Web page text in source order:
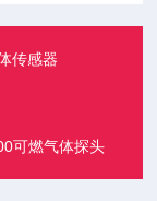
传感器
可燃气体探头